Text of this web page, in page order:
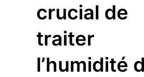
crucial de
traiter
l’humidité